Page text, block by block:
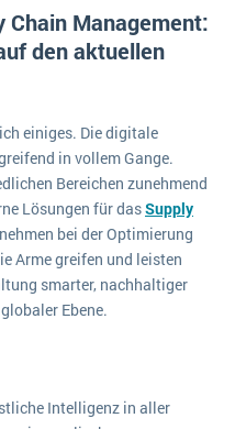
für Konzerne
für Unternehmen
Chain Management:
den aktuellen
einiges. Die digitale
in vollem Gange.
Bereichen zunehmend
Lösungen für dasSupply
bei der Optimierung
Arme greifen und leisten
smarter, nachhaltiger
Ebene.
Intelligenz in aller